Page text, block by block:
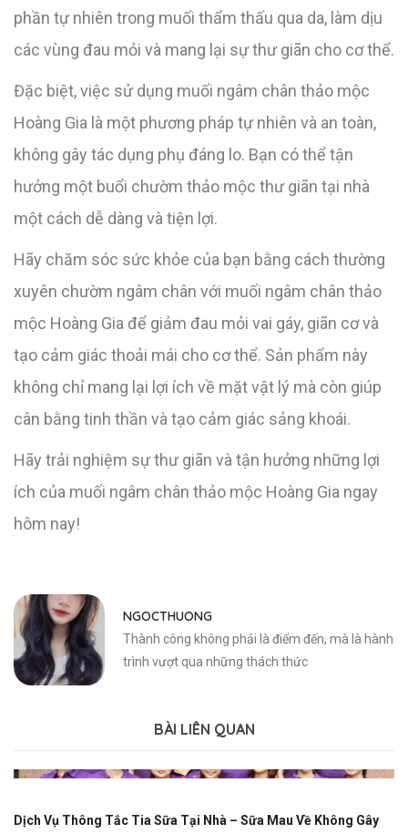
phần tự nhiên trong muối thẩm thấu qua da, làm dịu
các vùng đau mỏi và mang lại sự thư giãn cho cơ thể.
Đặc biệt, việc sử dụng muối ngâm chân thảo mộc
Hoàng Gia là một phương pháp tự nhiên và an toàn,
không gây tác dụng phụ đáng lo. Bạn có thể tận
hưởng một buổi chườm thảo mộc thư giãn tại nhà
một cách dễ dàng và tiện lợi.
Hãy chăm sóc sức khỏe của bạn bằng cách thường
xuyên chườm ngâm chân với muối ngâm chân thảo
mộc Hoàng Gia để giảm đau mỏi vai gáy, giãn cơ và
tạo cảm giác thoải mái cho cơ thể. Sản phẩm này
không chỉ mang lại lợi ích về mặt vật lý mà còn giúp
cân bằng tinh thần và tạo cảm giác sảng khoái.
Hãy trải nghiệm sự thư giãn và tận hưởng những lợi
ích của muối ngâm chân thảo mộc Hoàng Gia ngay
hôm nay!
NGOCTHUONG
Thành công không phải là điểm đến, mà là hành
trình vượt qua những thách thức
BÀI LIÊN QUAN
Dịch Vụ Thông Tắc Tia Sữa Tại Nhà – Sữa Mau Về Không Gây